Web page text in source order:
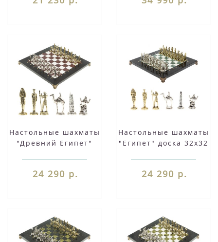
Настольные шахматы
"Древний Египет"
лемезит фигуры
24 290 р.
Настольные шахматы
"Египет" доска 32х32
24 290 р.